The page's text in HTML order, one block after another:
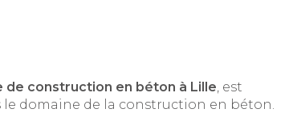
de construction en béton à Lille, est
domaine de la construction en béton.